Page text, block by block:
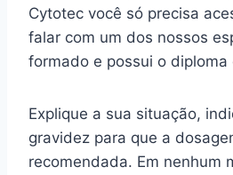
Cytotec você só precisa
falar com um dos nossos
formado e possui o diploma
Explique a sua situação,
gravidez para que a
recomendada. Em nenhum